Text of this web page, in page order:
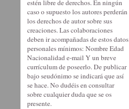
estén libre de derechos. En ningún
caso o supuesto los autores perderán
los derechos de autor sobre sus
creaciones. Las colaboraciones
deben ir acompañadas de estos datos
personales mínimos: Nombre Edad
Nacionalidad e-mail Y un breve
currículum de poseerlo. De publicar
bajo seudónimo se indicará que así
se hace. No dudéis en consultar
sobre cualquier duda que se os
presente.